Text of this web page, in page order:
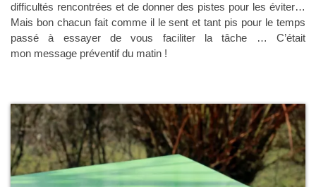
difficultés rencontrées et de donner des pistes pour les éviter…
Mais bon chacun faitcomme il le sent et tant pis pour le temps
passé à essayer de vous faciliter la tâche … C’était
mon message préventifdu matin !